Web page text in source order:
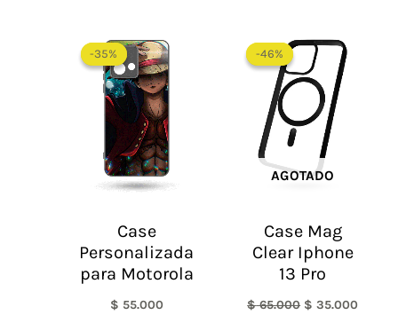
-35%
-35%
Case
Personalizada
para Motorola
$ 55.000
-46%
AGOTADO
-46%
Case Mag
Clear Iphone
13 Pro
$65.000
precio
original
era:
$ 65.000.
$ 35.000